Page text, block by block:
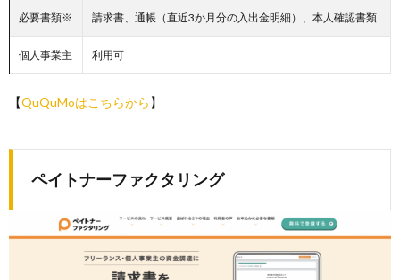
必要書類※ 請求書、通帳（直近3か月分の入出金明細）、本人確認書類
個人事業主 利用可
【QuQuMoはこちらから 】
ペイトナーファクタリング